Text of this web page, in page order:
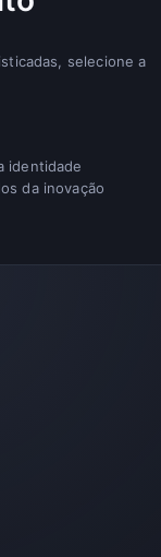
selecione a
identidade
da inovação